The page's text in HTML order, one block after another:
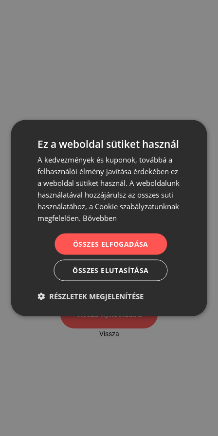
500
Vissza nyítóoldalra
Vissza
Ez a weboldal sütiket használ
A kedvezmények és kuponok, továbbá a
felhasználói élmény javítása érdekében ez
a weboldal sütiket használ. A weboldalunk
használatával hozzájárulsz az összes süti
használatához, a Cookie szabályzatunknak
megfelelően. Bővebben
ÖSSZES ELFOGADÁSA
ÖSSZES ELUTASÍTÁSA
RÉSZLETEK MEGJELENÍTÉSE